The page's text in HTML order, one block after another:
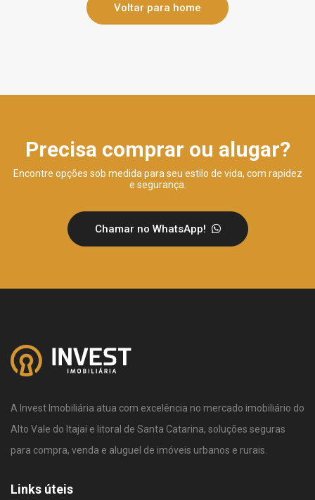
Voltar para home
Precisa comprar ou alugar?
Encontre opções sob medida para seu estilo de vida, com rapidez
e segurança.
Chamar no WhatsApp!
A Invest Imobiliária atua com excelência no mercado imobiliário do
Alto Vale do Itajaí e litoral de Santa Catarina, soluções seguras
para compra, venda e aluguel de imóveis urbanos e rurais.
Links úteis